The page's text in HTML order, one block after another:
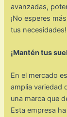
avanzadas,
¡No esperes
tus necesidades!
¡Mantén tus
En el mercado
amplia variedad
una marca que
Esta empresa